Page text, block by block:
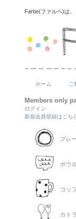
Farbe(ファルベ)は
ホーム ご
Members only
ログイン
新規会員登録はこち
プレ
ボウ
コッ
カト